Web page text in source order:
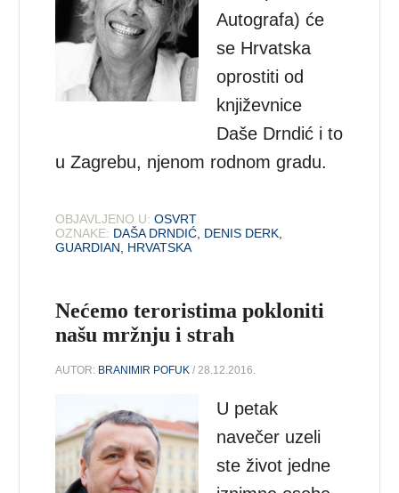
Autografa) će
se Hrvatska
oprostiti od
književnice
Daše Drndić i to
u Zagrebu, njenom rodnom gradu.
OBJAVLJENO U: OSVRT
OZNAKE: DAŠA DRNDIĆ DENIS DERK
GUARDIAN
HRVATSKA
Nećemo teroristima pokloniti
našu mržnju i strah
AUTOR: BRANIMIR POFUK / 28.12.2016.
U petak
navečer uzeli
ste život jedne